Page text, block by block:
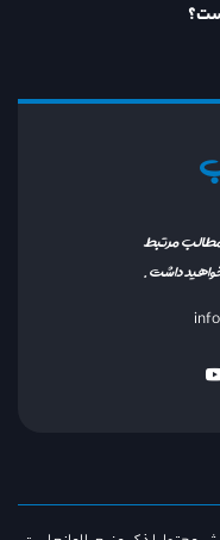
مطالب مرتبط
خواهید داشت.